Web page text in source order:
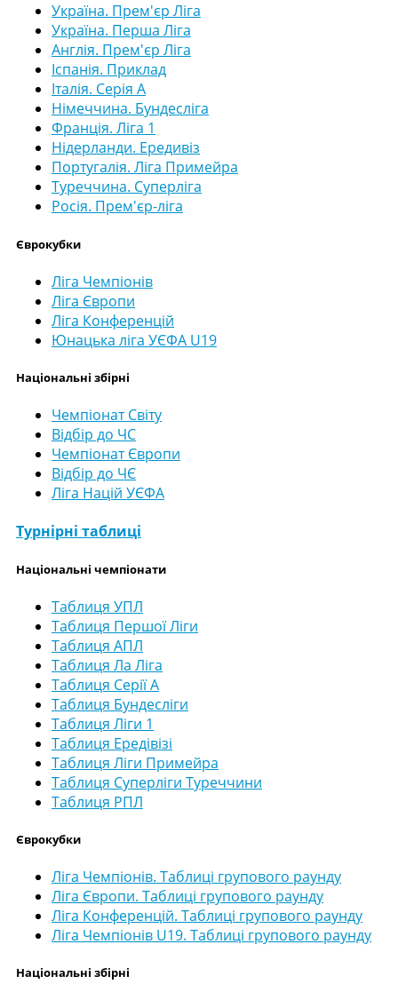
Україна. Прем'єр Ліга
Україна. Перша Ліга
Англія. Прем'єр Ліга
Іспанія. Приклад
Італія. Серія А
Німеччина. Бундесліга
Франція. Ліга 1
Нідерланди. Ередивіз
Португалія. Ліга Примейра
Туреччина. Суперліга
Росія. Прем'єр-ліга
Єврокубки
Ліга Чемпіонів
Ліга Європи
Ліга Конференцій
Юнацька ліга УЄФА U19
Національні збірні
Чемпіонат Світу
Відбір до ЧС
Чемпіонат Європи
Відбір до ЧЄ
Ліга Націй УЄФА
Турнірні таблиці
Національні чемпіонати
Таблиця УПЛ
Таблиця Першої Ліги
Таблиця АПЛ
Таблиця Ла Ліга
Таблиця Серії А
Таблиця Бундесліги
Таблиця Ліги 1
Таблиця Ередівізі
Таблиця Ліги Примейра
Таблиця Суперліги Туреччини
Таблиця РПЛ
Єврокубки
Ліга Чемпіонів. Таблиці групового раунду
Ліга Європи. Таблиці групового раунду
Ліга Конференцій. Таблиці групового раунду
Ліга Чемпіонів U19. Таблиці групового раунду
Національні збірні